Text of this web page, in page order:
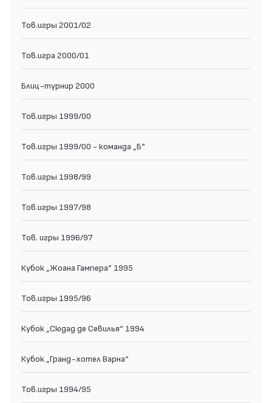
Тов.игры 2001/02
Тов.игра 2000/01
Блиц-турнир 2000
Тов.игры 1999/00
Тов.игры 1999/00 - команда „Б“
Тов.игры 1998/99
Тов.игры 1997/98
Тов. игры 1996/97
Кубок „Жоана Гампера“ 1995
Тов.игры 1995/96
Кубок „Сюдад де Севилья“ 1994
Кубок „Гранд-хотел Варна“
Тов.игры 1994/95